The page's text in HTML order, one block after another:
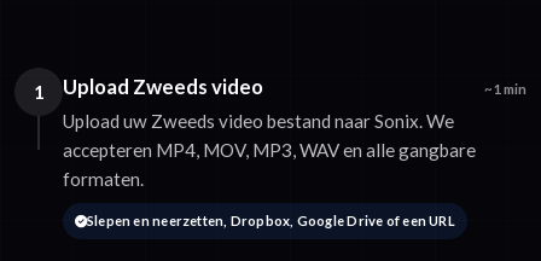
1 Upload Zweeds video ~1 min
Upload uw Zweeds video bestand naar Sonix. We
accepteren MP4, MOV, MP3, WAV en alle gangbare
formaten.
Slepen en neerzetten, Dropbox, Google Drive of een URL